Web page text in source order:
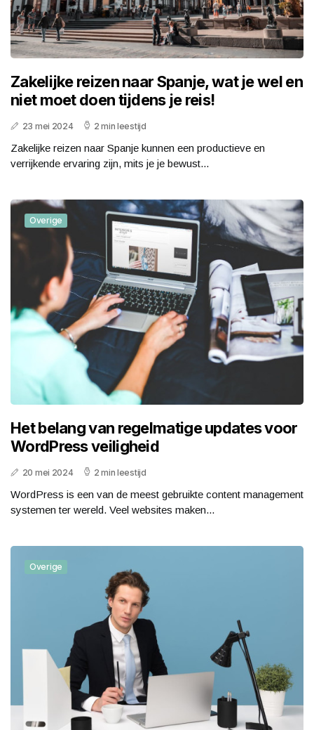
Zakelijke reizen naar Spanje, wat je wel en
niet moet doen tijdens je reis!
23 mei 2024 2 min leestijd
Zakelijke reizen naar Spanje kunnen een productieve en
verrijkende ervaring zijn, mits je je bewust...
Overige
Het belang van regelmatige updates voor
WordPress veiligheid
20 mei 2024 2 min leestijd
WordPress is een van de meest gebruikte content management
systemen ter wereld. Veel websites maken...
Overige